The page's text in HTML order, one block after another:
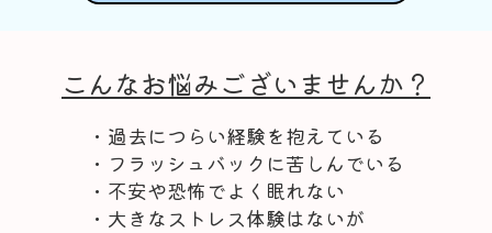
こんなお悩みございませんか？
・過去につらい経験を抱えている
・フラッシュバックに苦しんでいる
・不安や恐怖でよく眠れない
・大きなストレス体験はないが